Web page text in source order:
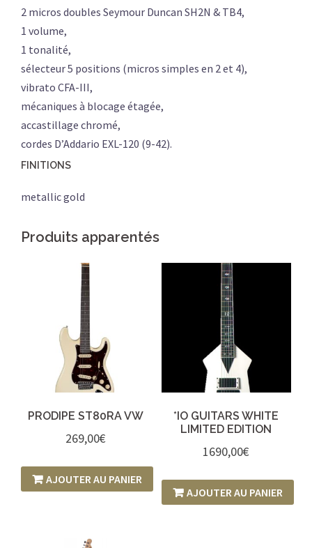
2 micros doubles Seymour Duncan SH2N & TB4,
1 volume,
1 tonalité,
sélecteur 5 positions (micros simples en 2 et 4),
vibrato CFA-III,
mécaniques à blocage étagée,
accastillage chromé,
cordes D’Addario EXL-120 (9-42).
FINITIONS
metallic gold
Produits apparentés
PRODIPE ST80RA VW
269,00€
AJOUTER AU PANIER
*IO GUITARS WHITE
LIMITED EDITION
1690,00€
AJOUTER AU PANIER